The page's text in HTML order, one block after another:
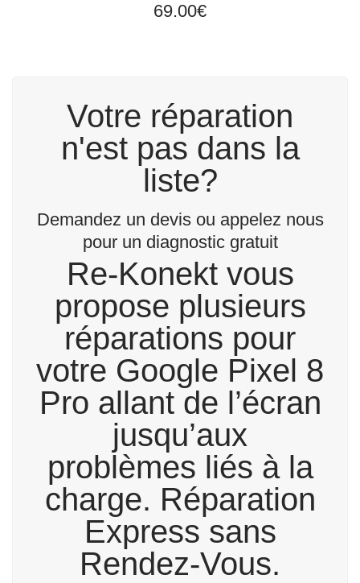
69.00€
Votre réparation
n'est pas dans la
liste?
Demandez un devis ou appelez nous
pour un diagnostic gratuit
Re-Konekt vous
propose plusieurs
réparations pour
votre Google Pixel 8
Pro allant de l’écran
jusqu’aux
problèmes liés à la
charge. Réparation
Express sans
Rendez-Vous.